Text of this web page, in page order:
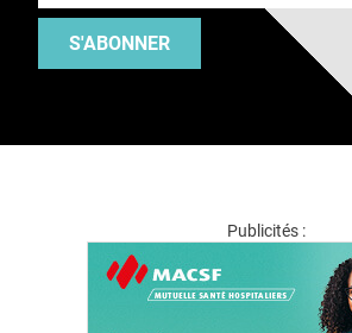
S'ABONNER
Publicités :